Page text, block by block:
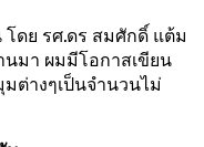
ดย รศ.ดร สมศักดิ์ แต้ม
นมา ผมมีโอกาสเขียน
ต่างๆเป็นจำนวนไม่